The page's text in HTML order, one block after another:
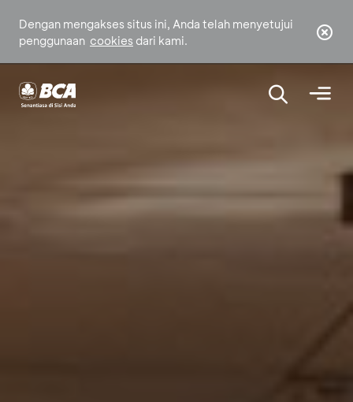
Dengan mengakses situs ini, Anda telah menyetujui
penggunaan cookies dari kami.